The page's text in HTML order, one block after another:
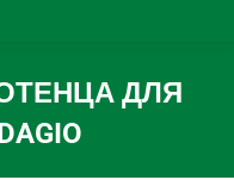
ДЛЯ